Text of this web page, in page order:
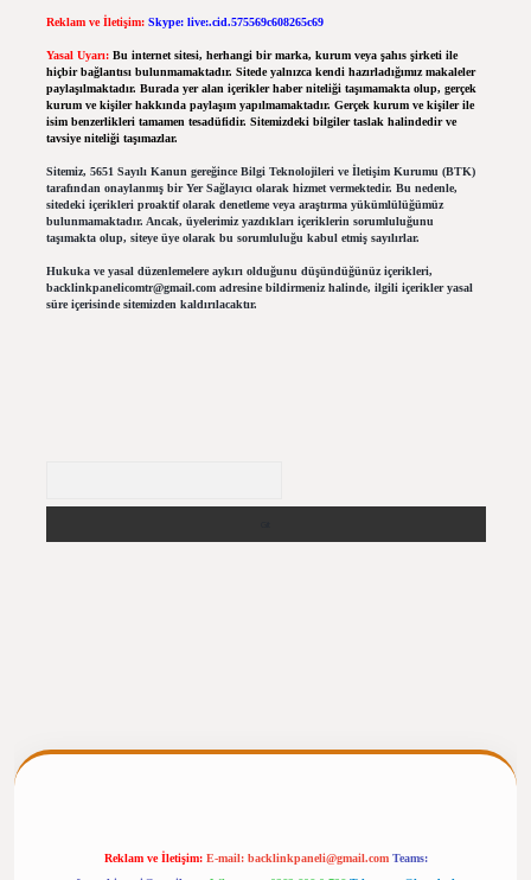
Reklam ve İletişim: Skype: live:.cid.575569c608265c69
Yasal Uyarı: Bu internet sitesi, herhangi bir marka, kurum veya şahıs şirketi ile
hiçbir bağlantısı bulunmamaktadır. Sitede yalnızca kendi hazırladığımız makaleler
paylaşılmaktadır. Burada yer alan içerikler haber niteliği taşımamakta olup, gerçek
kurum ve kişiler hakkında paylaşım yapılmamaktadır. Gerçek kurum ve kişiler ile
isim benzerlikleri tamamen tesadüfidir. Sitemizdeki bilgiler taslak halindedir ve
tavsiye niteliği taşımazlar.
Sitemiz, 5651 Sayılı Kanun gereğince Bilgi Teknolojileri ve İletişim Kurumu (BTK)
tarafından onaylanmış bir Yer Sağlayıcı olarak hizmet vermektedir. Bu nedenle,
sitedeki içerikleri proaktif olarak denetleme veya araştırma yükümlülüğümüz
bulunmamaktadır. Ancak, üyelerimiz yazdıkları içeriklerin sorumluluğunu
taşımakta olup, siteye üye olarak bu sorumluluğu kabul etmiş sayılırlar.
Hukuka ve yasal düzenlemelere aykırı olduğunu düşündüğünüz içerikleri,
backlinkpanelicomtr@gmail.comadresine bildirmeniz halinde, ilgili içerikler yasal
süre içerisinde sitemizden kaldırılacaktır.
Reklam ve İletişim: E-mail: backlinkpaneli@gmail.com Teams: